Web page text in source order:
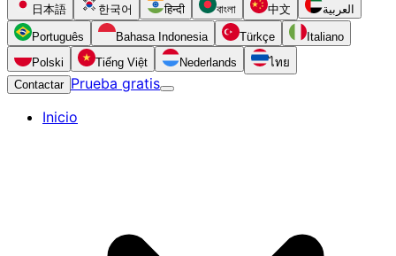
日本語
한국어 हिन्दी বাংলা 中文 العربية
Português Bahasa Indonesia Türkçe
Italiano
Polski
Tiếng Việt Nederlands
ไทย
Contactar Prueba gratis
Inicio